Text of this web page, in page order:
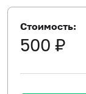
Стоимость:
500 ₽